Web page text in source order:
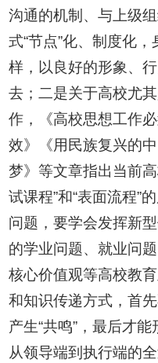
沟通的机制、与上级
式“节点”化、制度化
样，以良好的形象、
去；二是关于高校尤
作，《高校思想工作
效》《用民族复兴的
梦》等文章指出当前
试课程”和“表面流程”
问题，要学会发挥新
的学业问题、就业问
核心价值观等高校教
和知识传递方式，首
产生“共鸣”，最后才
从领导端到执行端的